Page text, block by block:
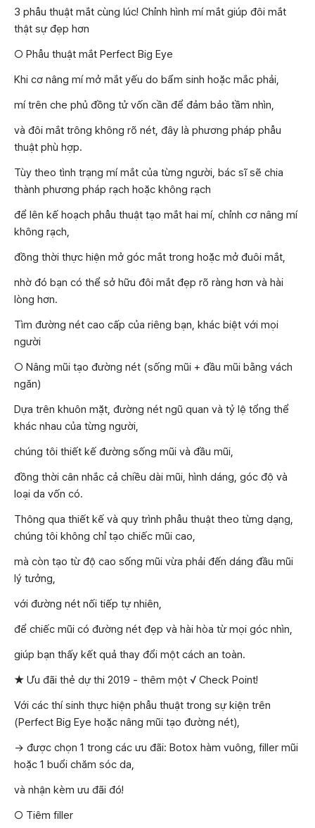
3 phẫu thuật mắt cùng lúc! Chỉnh hình mí mắt giúp đôi mắt
thật sự đẹp hơn
○ Phẫu thuật mắt Perfect Big Eye
Khi cơ nâng mí mở mắt yếu do bẩm sinh hoặc mắc phải,
mí trên che phủ đồng tử vốn cần để đảm bảo tầm nhìn,
và đôi mắt trông không rõ nét, đây là phương pháp phẫu
thuật phù hợp.
Tùy theo tình trạng mí mắt của từng người, bác sĩ sẽ chia
thành phương pháp rạch hoặc không rạch
để lên kế hoạch phẫu thuật tạo mắt hai mí, chỉnh cơ nâng mí
không rạch,
đồng thời thực hiện mở góc mắt trong hoặc mở đuôi mắt,
nhờ đó bạn có thể sở hữu đôi mắt đẹp rõ ràng hơn và hài
lòng hơn.
Tìm đường nét cao cấp của riêng bạn, khác biệt với mọi
người
○ Nâng mũi tạo đường nét (sống mũi + đầu mũi bằng vách
ngăn)
Dựa trên khuôn mặt, đường nét ngũ quan và tỷ lệ tổng thể
khác nhau của từng người,
chúng tôi thiết kế đường sống mũi và đầu mũi,
đồng thời cân nhắc cả chiều dài mũi, hình dáng, góc độ và
loại da vốn có.
Thông qua thiết kế và quy trình phẫu thuật theo từng dạng,
chúng tôi không chỉ tạo chiếc mũi cao,
mà còn tạo từ độ cao sống mũi vừa phải đến dáng đầu mũi
lý tưởng,
với đường nét nối tiếp tự nhiên,
để chiếc mũi có đường nét đẹp và hài hòa từ mọi góc nhìn,
giúp bạn thấy kết quả thay đổi một cách an toàn.
★ Ưu đãi thẻ dự thi 2019 - thêm một √ Check Point!
Với các thí sinh thực hiện phẫu thuật trong sự kiện trên
(Perfect Big Eye hoặc nâng mũi tạo đường nét),
→ được chọn 1 trong các ưu đãi: Botox hàm vuông, filler mũi
hoặc 1 buổi chăm sóc da,
và nhận kèm ưu đãi đó!
○ Tiêm filler